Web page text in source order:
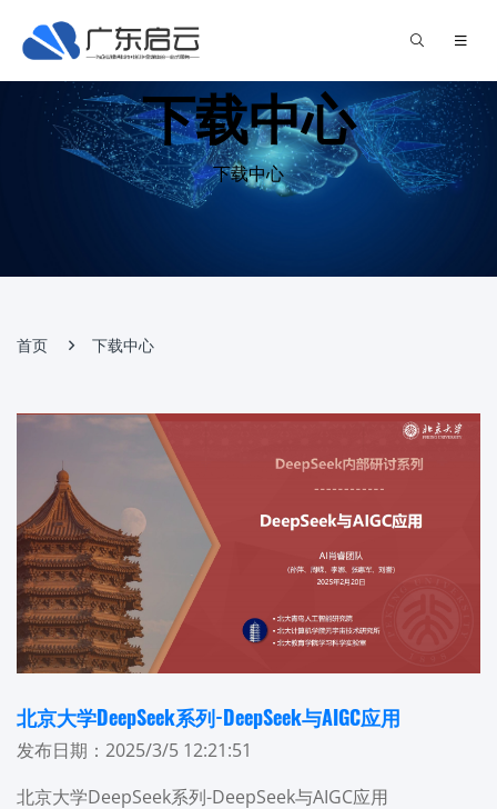
下载中心
下载中心
首页 下载中心
北京大学DeepSeek系列-DeepSeek与AIGC应用
发布日期：2025/3/5 12:21:51
北京大学DeepSeek系列-DeepSeek与AIGC应用